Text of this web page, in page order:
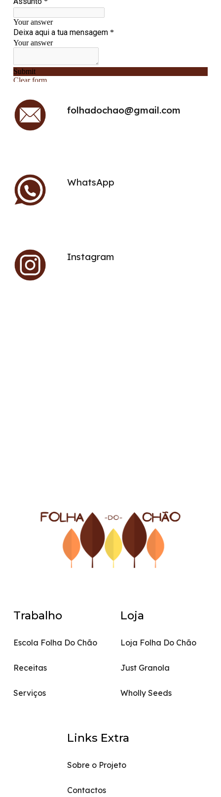
folhadochao@gmail.com
WhatsApp
Instagram
Trabalho
Escola Folha Do Chão
Receitas
Serviços
Loja
Loja Folha Do Chão
Just Granola
Wholly Seeds
Links Extra
Sobre o Projeto
Contactos